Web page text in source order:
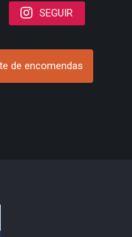
SEGUIR
de encomendas